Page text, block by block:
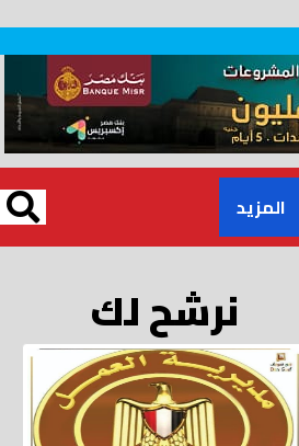
المزيد
نرشح لك